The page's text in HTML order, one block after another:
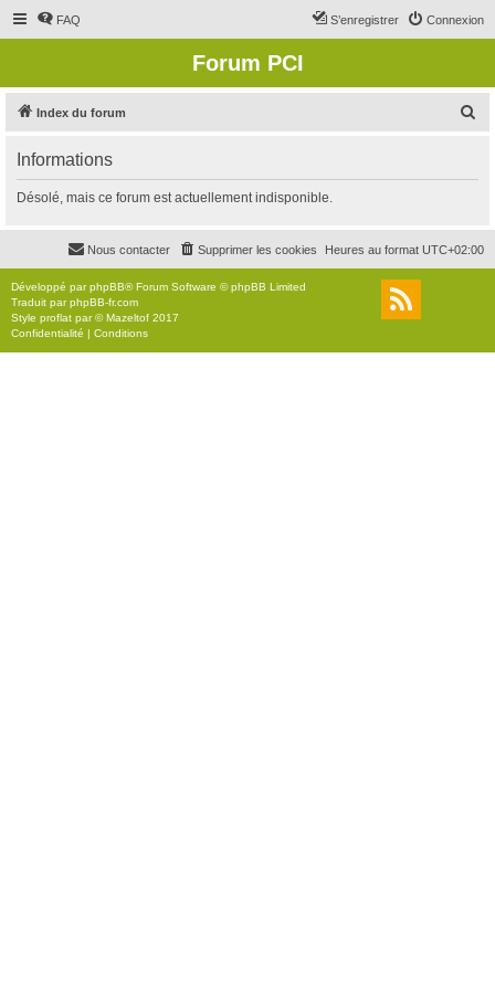
FAQ Connexion
S’enregistrer
Forum PCI
Index du forum
r
c
r
Informations
Désolé, mais ce forum est actuellement indisponible.
Heures au format UTC+02:00
Supprimer les cookies
Nous contacter
Développé parphpBB® Forum Software © phpBB Limited
Traduit parphpBB-fr.com
Style proflat par ©Mazeltof 2017
Confidentialité | Conditions